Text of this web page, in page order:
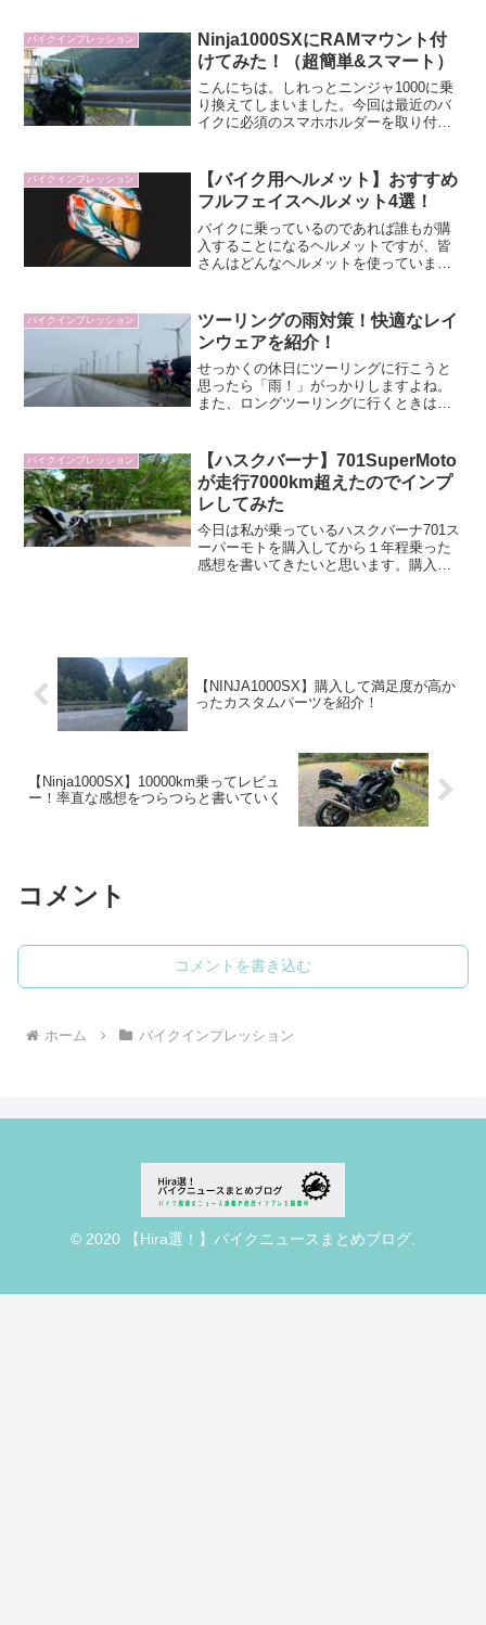
各社のものを比較検討してみました。
バイクインプレッション
Ninja1000SXにRAMマウント付
けてみた！（超簡単&スマート）
こんにちは。しれっとニンジャ1000に乗
り換えてしまいました。今回は最近のバ
イクに必須のスマホホルダーを取り付け
バイクインプレッション
【バイク用ヘルメット】おすすめ
フルフェイスヘルメット4選！
バイクに乗っているのであれば誰もが購
入することになるヘルメットですが、皆
さんはどんなヘルメットを使っています
う方は是非この記事を読んで頂ければと
思います。
バイクインプレッション
ツーリングの雨対策！快適なレイ
ンウェアを紹介！
せっかくの休日にツーリングに行こうと
思ったら「雨！」がっかりしますよね。
また、ロングツーリングに行くときは必
ウェアに出会えたので皆さんにも紹介し
たいと思います。
バイクインプレッション
【ハスクバーナ】701SuperMoto
が走行7000km超えたのでインプ
レしてみた
今日は私が乗っているハスクバーナ701ス
ーパーモトを購入してから１年程乗った
感想を書いてきたいと思います。購入を
【NINJA1000SX】購入して満足度が高か
ったカスタムパーツを紹介！
【Ninja1000SX】10000km乗ってレビュ
ー！率直な感想をつらつらと書いていく
コメント
コメントを書き込む
ホーム バイクインプレッション
© 2020 【Hira選！】バイクニュースまとめブログ.